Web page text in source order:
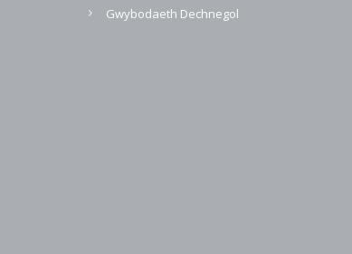
Gwybodaeth Dechnegol